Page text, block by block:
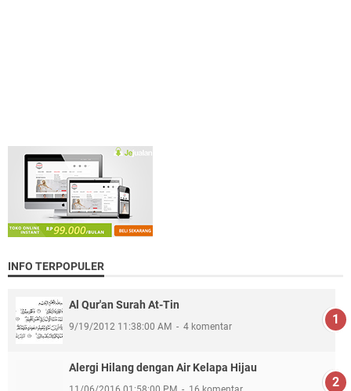
INFO TERPOPULER
Al Qur'an Surah At-Tin
9/19/2012 11:38:00 AM 4 komentar
Alergi Hilang dengan Air Kelapa Hijau